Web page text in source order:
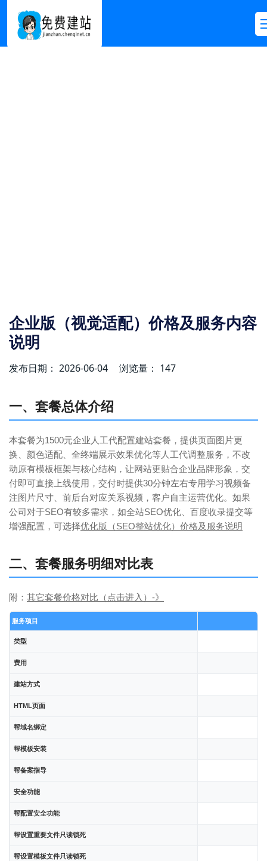
企业版（视觉适配）价格及服务内容
说明
发布日期： 2026-06-04 浏览量： 147
一、套餐总体介绍
本套餐为1500元企业人工代配置建站套餐，提供页面图片更
换、颜色适配、全终端展示效果优化等人工代调整服务，不改
动原有模板框架与核心结构，让网站更贴合企业品牌形象，交
付即可直接上线使用，交付时提供30分钟左右专用学习视频备
注图片尺寸、前后台对应关系视频，客户自主运营优化。如果
公司对于SEO有较多需求，如全站SEO优化、百度收录提交等
增强配置，可选择优化版（SEO整站优化）价格及服务说明
二、套餐服务明细对比表
附： 其它套餐价格对比（点击进入）-》
服务项目
类型
费用
建站方式
HTML页面
帮域名绑定
帮模板安装
帮备案指导
安全功能
帮配置安全功能
帮设置重要文件只读锁死
帮设置模板文件只读锁死